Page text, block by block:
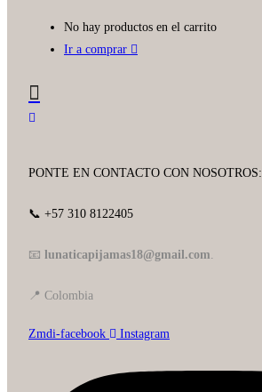
No hay productos en el carrito
Ir a comprar
PONTE EN CONTACTO CON NOSOTROS:
📞 +57 310 8122405
📧 lunaticapijamas18@gmail.com.
📍 Colombia
Zmdi-facebook Instagram